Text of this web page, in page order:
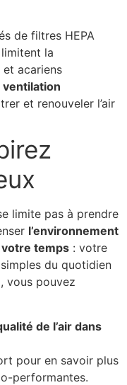
de filtres HEPA
la
acariens
ventilation
et renouveler l’air
limite pas à prendre
l’environnement
votre temps : votre
du quotidien
, vous pouvez
de l’air dans
pour en savoir plus
performantes.